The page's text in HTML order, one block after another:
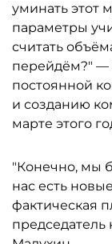
уминать этот
параметры
считать
перейдём?" —
постоянной
и созданию
марте этого
"Конечно, мы
нас есть
фактическая